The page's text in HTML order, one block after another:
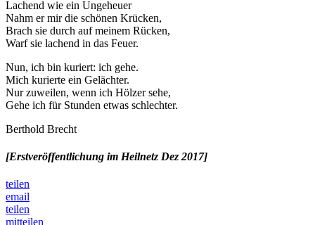
Lachend wie ein Ungeheuer
Nahm er mir die schönen Krücken,
Brach sie durch auf meinem Rücken,
Warf sie lachend in das Feuer.
Nun, ich bin kuriert: ich gehe.
Mich kurierte ein Gelächter.
Nur zuweilen, wenn ich Hölzer sehe,
Gehe ich für Stunden etwas schlechter.
Berthold Brecht
[Erstveröffentlichung im Heilnetz Dez 2017]
teilen
email
teilen
mitteilen